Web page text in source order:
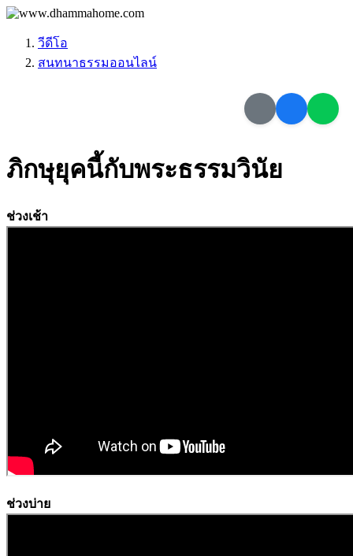
วีดีโอ
สนทนาธรรมออนไลน์
ภิกษุยุคนี้กับพระธรรมวินัย
ช่วงเช้า
ช่วงบ่าย